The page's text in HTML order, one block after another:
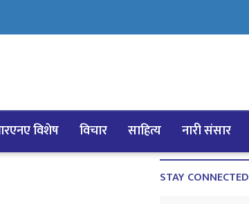
विशेष विचार साहित्य नारी संसार
STAY CONNECTED